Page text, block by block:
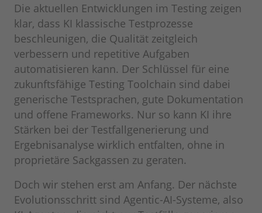
Die aktuellen Entwicklungen im Testing zeigen
klar, dass KI klassische Testprozesse
beschleunigen, die Qualität zeitgleich
verbessern und repetitive Aufgaben
automatisieren kann. Der Schlüssel für eine
zukunftsfähige Testing Toolchain sind dabei
generische Testsprachen, gute Dokumentation
und offene Frameworks. Nur so kann KI ihre
Stärken bei der Testfallgenerierung und
Ergebnisanalyse wirklich entfalten, ohne in
proprietäre Sackgassen zu geraten.
Doch wir stehen erst am Anfang. Der nächste
Evolutionsschritt sind Agentic-AI-Systeme, also